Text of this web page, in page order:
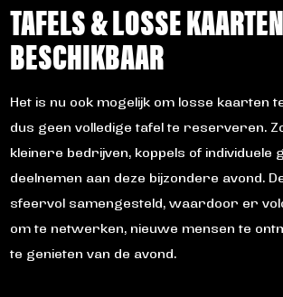
TAFELS & LOSSE KAARTEN
BESCHIKBAAR
Het is nu ook mogelijk om losse kaarten
dus geen volledige tafel te reserveren.
kleinere bedrijven, koppels of individuele
deelnemen aan deze bijzondere avond.
sfeervol samengesteld, waardoor er
om te netwerken, nieuwe mensen te
te genieten van de avond.